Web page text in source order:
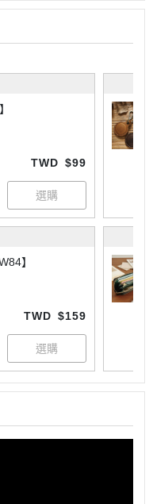
TWD $99
】
TWD $159